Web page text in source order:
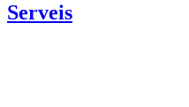
Serveis